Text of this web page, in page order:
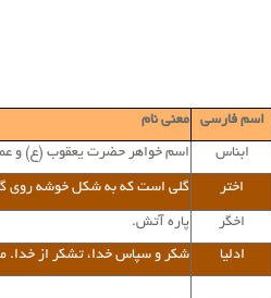
اسم فارسی معنی نام
ابناس اسم خواهر حضرت یعقوب (ع) و
اختر گلی است که به شکل خوشه روی
اخگر پاره آتش.
ادلیا شکر و سپاس خدا، تشکر از خدا.